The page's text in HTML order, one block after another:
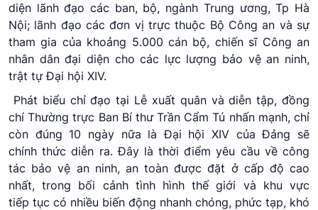
diện lãnh đạo các ban, bộ, ngành Trung ương, Tp Hà
Nội; lãnh đạo các đơn vị trực thuộc Bộ Công an và sự
tham gia của khoảng 5.000 cán bộ, chiến sĩ Công an
nhân dân đại diện cho các lực lượng bảo vệ an ninh,
trật tự Đại hội XIV.
Phát biểu chỉ đạo tại Lễ xuất quân và diễn tập, đồng
chí Thường trực Ban Bí thư Trần Cẩm Tú nhấn mạnh, chỉ
còn đúng 10 ngày nữa là Đại hội XIV của Đảng sẽ
chính thức diễn ra. Đây là thời điểm yêu cầu về công
tác bảo vệ an ninh, an toàn được đặt ở cấp độ cao
nhất, trong bối cảnh tình hình thế giới và khu vực
tiếp tục có nhiều biến động nhanh chóng, phức tạp, khó